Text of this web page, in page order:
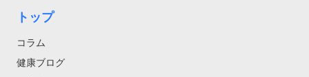
トップ
コラム
健康ブログ